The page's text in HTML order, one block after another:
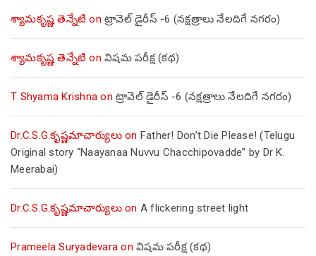
శ్యామకృష్ణ తెన్నేటి on ట్రావెల్ డైరీస్ -6 (నక్షత్రాలు నేలదిగే నగరం)
శ్యామకృష్ణ తెన్నేటి on విషమ పరీక్ష (క‌థ‌)
T Shyama Krishna on ట్రావెల్ డైరీస్ -6 (నక్షత్రాలు నేలదిగే నగరం)
Dr.C.S.G.కృష్ణమాచార్యులుon Father! Don’t Die Please! (Telugu
Original story “Naayanaa Nuvvu Chacchipovadde” by Dr K.
Meerabai)
Dr.C.S.G.కృష్ణమాచార్యులుon A flickering street light
Prameela Suryadevara on విషమ పరీక్ష (క‌థ‌)